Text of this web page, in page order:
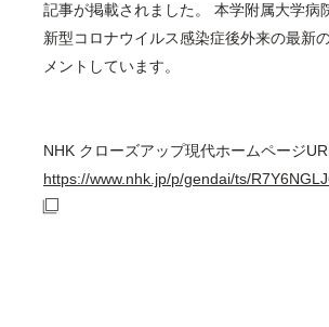
記事が掲載されました。 本学附属大学病
新型コロナウイルス感染症後外来の最新
メントしています。
NHK クローズアップ現代ホームページ
https://www.nhk.jp/p/gendai/ts/